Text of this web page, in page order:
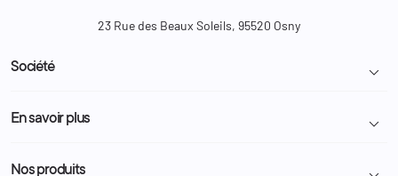
23 Rue des Beaux Soleils, 95520 Osny
Société 
Livraison et retour colis
En savoir plus 
Programme Fidélité
Nos produits